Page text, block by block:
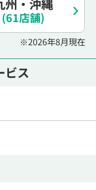
ビス
州・沖縄
(61店舗)
※2026年8月現在